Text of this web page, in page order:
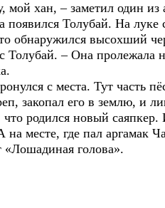
мой хан, – заметил один
Толубай. На луке
обнаружился высохший
Толубай. – Она пролежала
с места. Тут часть
закопал его в землю, и
родился новый
месте, где пал аргамак
«Лошадиная голова».